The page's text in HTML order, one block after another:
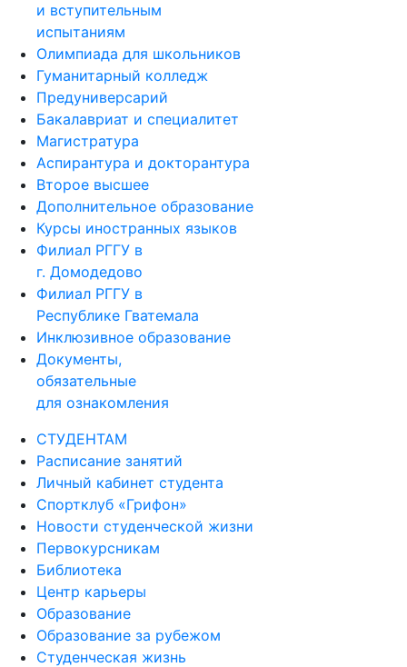
Курсы подготовки к ЕГЭ
и вступительным
испытаниям
Олимпиада для школьников
Гуманитарный колледж
Предуниверсарий
Бакалавриат и специалитет
Магистратура
Аспирантура и докторантура
Второе высшее
Дополнительное образование
Курсы иностранных языков
Филиал РГГУ в
г. Домодедово
Филиал РГГУ в
Республике Гватемала
Инклюзивное образование
Документы,
обязательные
СТУДЕНТАМ
Расписание занятий
Личный кабинет студента
Спортклуб «Грифон»
Новости студенческой жизни
Первокурсникам
Библиотека
Центр карьеры
Образование
Образование за рубежом